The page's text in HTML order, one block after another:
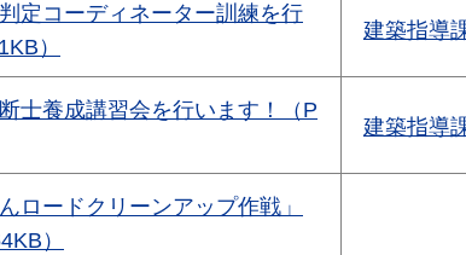
定コーディネーター訓練を行
）
建築指導
士養成講習会を行います！（P
建築指導
ロードクリーンアップ作戦」
）